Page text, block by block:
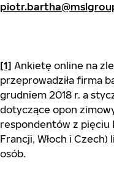
[1] Ankietę online na
przeprowadziła firma
grudniem 2018 r. a
dotyczące opon
respondentów z pięciu
Francji, Włoch i
osób.